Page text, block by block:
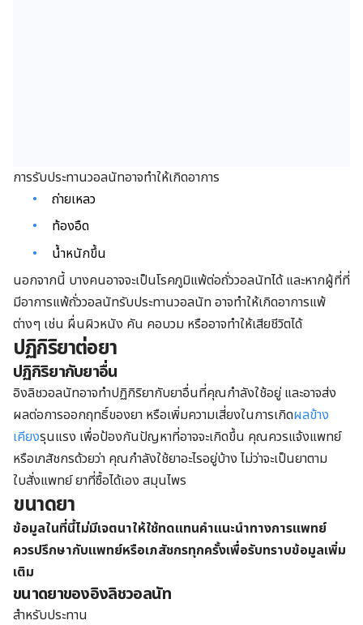
การรับประทานวอลนัทอาจทำให้เกิดอาการ
ถ่ายเหลว
ท้องอืด
น้ำหนักขึ้น
นอกจากนี้ บางคนอาจจะเป็นโรคภูมิแพ้ต่อถั่ววอลนัทได้ และหากผู้ที่ที่
มีอาการแพ้ถั่ววอลนัทรับประทานวอลนัท อาจทำให้เกิดอาการแพ้
ต่างๆ เช่น ผื่นผิวหนัง คัน คอบวม หรืออาจทำให้เสียชีวิตได้
ปฏิกิริยาต่อยา
ปฏิกิริยากับยาอื่น
อิงลิชวอลนัทอาจทำปฏิกิริยากับยาอื่นที่คุณกำลังใช้อยู่ และอาจส่ง
ผลต่อการออกฤทธิ์ของยา หรือเพิ่มความเสี่ยงในการเกิดผลข้าง
เคียงรุนแรง เพื่อป้องกันปัญหาที่อาจจะเกิดขึ้น คุณควรแจ้งแพทย์
หรือเภสัชกรด้วยว่า คุณกำลังใช้ยาอะไรอยู่บ้าง ไม่ว่าจะเป็นยาตาม
ใบสั่งแพทย์ ยาที่ซื้อได้เอง สมุนไพร
ขนาดยา
ข้อมูลในที่นี้ไม่มีเจตนาให้ใช้ทดแทนคำแนะนำทางการแพทย์
ควรปรึกษากับแพทย์หรือเภสัชกรทุกครั้งเพื่อรับทราบข้อมูลเพิ่ม
เติม
ขนาดยาของอิงลิชวอลนัท
สำหรับประทาน